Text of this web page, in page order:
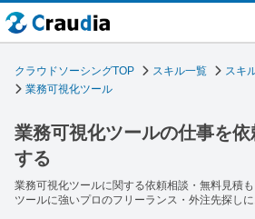
クラウドソーシングTOP スキル一覧
スキ
業務可視化ツール
業務可視化ツールの仕事を
する
業務可視化ツールに関する依頼相談・無料見積
ツールに強いプロのフリーランス・外注先探しに